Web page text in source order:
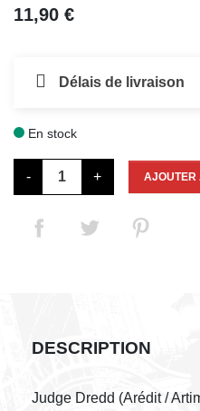
11,90 €
Délais de livraison
En stock
- + AJOUTER
DESCRIPTION
Judge Dredd (Arédit /